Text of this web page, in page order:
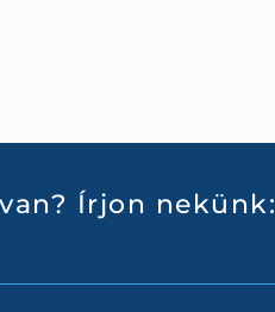
Írjon nekünk: